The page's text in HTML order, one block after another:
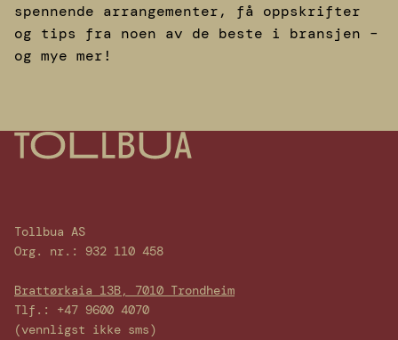
spennende arrangementer, få oppskrifter
og tips fra noen av de beste i bransjen –
og mye mer!
Tollbua AS
Org. nr.: 932 110 458
Brattørkaia 13B, 7010 Trondheim
Tlf.: +47 9600 4070
(vennligst ikke sms)